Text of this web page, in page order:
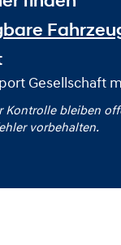
Gesellschaft
Kontrolle bleiben
vorbehalten.